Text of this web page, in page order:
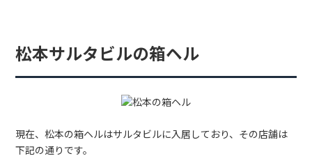
松本サルタビルの箱ヘル
現在、松本の箱ヘルはサルタビルに入居しており、その店舗は
下記の通りです。